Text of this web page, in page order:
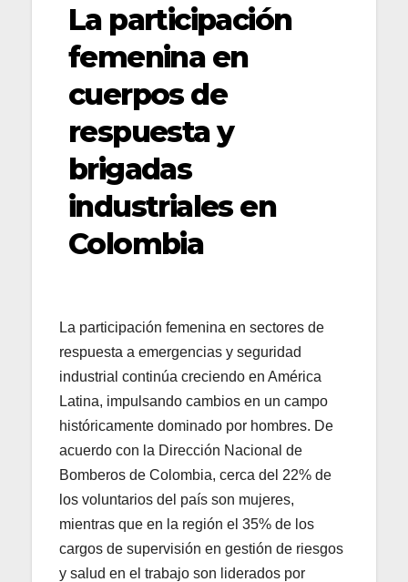
La participación
femenina en
cuerpos de
respuesta y
brigadas
industriales en
Colombia
La participación femenina en sectores de
respuesta a emergencias y seguridad
industrial continúa creciendo en América
Latina, impulsando cambios en un campo
históricamente dominado por hombres. De
acuerdo con la Dirección Nacional de
Bomberos de Colombia, cerca del 22% de
los voluntarios del país son mujeres,
mientras que en la región el 35% de los
cargos de supervisión en gestión de riesgos
y salud en el trabajo son liderados por